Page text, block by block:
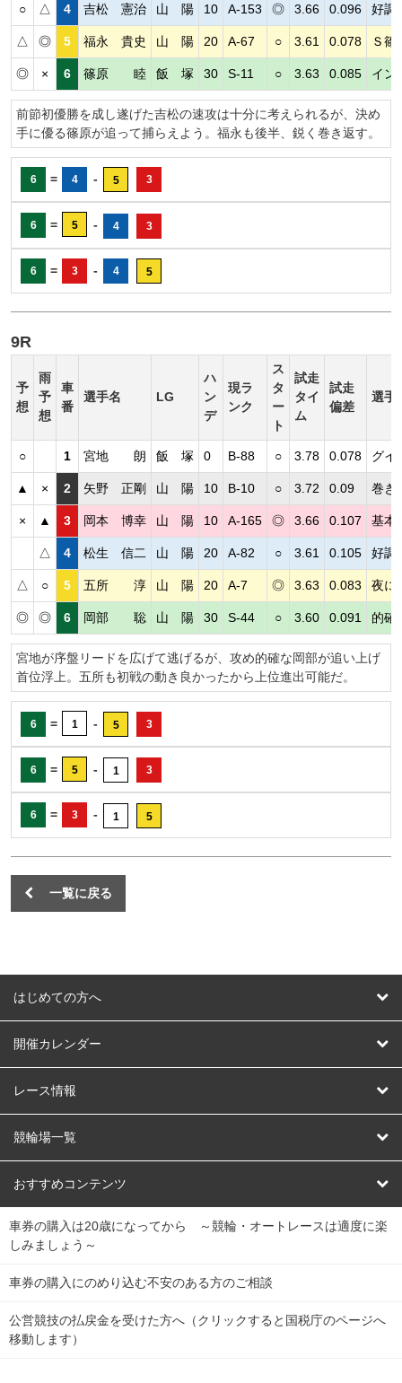
○ △ 4 吉松 憲治 山 陽 10 A-153 ◎ 3.66 0.096 好調
△ ◎ 5 福永 貴史 山 陽 20 A-67 ○ 3.61 0.078 Ｓ篠
◎ × 6 篠原 睦 飯 塚 30 S-11 ○ 3.63 0.085 イン
前節初優勝を成し遂げた吉松の速攻は十分に考えられるが、決め
手に優る篠原が追って捕らえよう。福永も後半、鋭く巻き返す。
6 = 4 - 5 3
6 = 5 - 4 3
6 = 3 - 4 5
9R
予
想
雨
予
想
車
番
選手名 LG
ハ
ン
デ
現ラ
ンク
ス
タ
ー
ト
試走
タイ
ム
試走
偏差
選手
○ 1 宮地 朗 飯 塚 0 B-88 ○ 3.78 0.078 グイ
▲ × 2 矢野 正剛 山 陽 10 B-10 ○ 3.72 0.09 巻き
× ▲ 3 岡本 博幸 山 陽 10 A-165 ◎ 3.66 0.107 基本
△ 4 松生 信二 山 陽 20 A-82 ○ 3.61 0.105 好調
△ ○ 5 五所 淳 山 陽 20 A-7 ◎ 3.63 0.083 夜に
◎ ◎ 6 岡部 聡 山 陽 30 S-44 ○ 3.60 0.091 的確
宮地が序盤リードを広げて逃げるが、攻め的確な岡部が追い上げ
首位浮上。五所も初戦の動き良かったから上位進出可能だ。
6 = 1 - 5 3
6 = 5 - 1 3
6 = 3 - 1 5
一覧に戻る
はじめての方へ
はじめての方へ
開催カレンダー
競輪
オートレース
競輪くじ
Dokanto!
チャリロトプラザ
レース情報
レース予想
レース結果
キャリーオーバー一覧
競輪場一覧
北日本 函館競輪場
関
東
弥彦競輪場 前橋競輪場 取手競輪場 宇都宮競輪場
関
東
小田原競輪場
おすすめコンテンツ
競輪選手情報
Perfecta Navi
netkeirin
車券の購入は20歳になってから ～競輪・オートレースは適度に楽
しみましょう～
車券の購入にのめり込む不安のある方のご相談
公営競技の払戻金を受けた方へ（クリックすると国税庁のページへ
移動します）